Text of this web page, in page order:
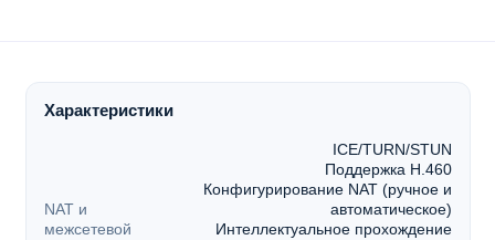
Характеристики
NAT и
межсетевой
ICE/TURN/STUN
Поддержка H.460
Конфигурирование NAT (ручное и
автоматическое)
Интеллектуальное прохождение